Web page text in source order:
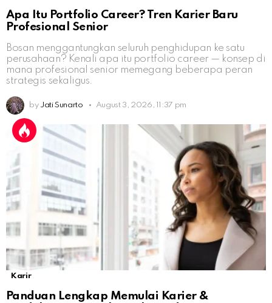
Apa Itu Portfolio Career? Tren Karier Baru
Profesional Senior
Bosan menggantungkan seluruh penghidupan ke satu
perusahaan? Kenali apa itu portfolio career — konsep di
mana profesional senior memegang beberapa peran
strategis sekaligus.
by Jati Sunarto August 3, 2026, 11:37 pm
Karir
Panduan Lengkap Memulai Karier &